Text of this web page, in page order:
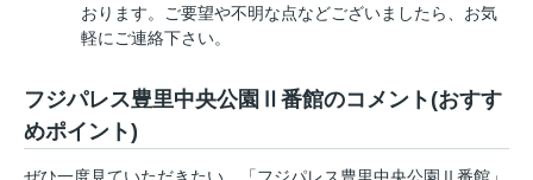
おります。ご要望や不明な点などございましたら、お気
軽にご連絡下さい。
フジパレス豊里中央公園Ⅱ番館のコメント(おすす
めポイント)